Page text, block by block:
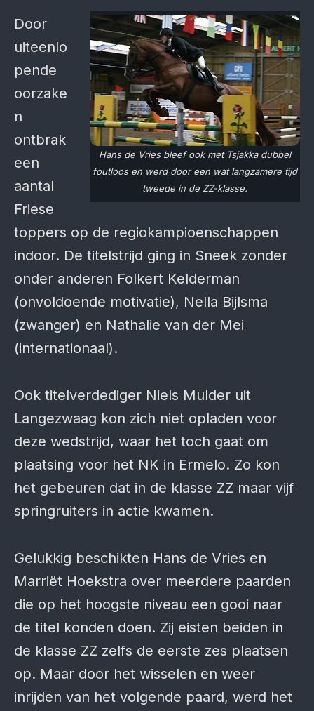
Hans de Vries bleef ook met Tsjakka dubbel
foutloos en werd door een wat langzamere tijd
tweede in de ZZ-klasse.
Door
uiteenlo
pende
oorzake
n
ontbrak
een
aantal
Friese
toppers op de regiokampioenschappen
indoor. De titelstrijd ging in Sneek zonder
onder anderen Folkert Kelderman
(onvoldoende motivatie), Nella Bijlsma
(zwanger) en Nathalie van der Mei
(internationaal).
Ook titelverdediger Niels Mulder uit
Langezwaag kon zich niet opladen voor
deze wedstrijd, waar het toch gaat om
plaatsing voor het NK in Ermelo. Zo kon
het gebeuren dat in de klasse ZZ maar vijf
springruiters in actie kwamen.
Gelukkig beschikten Hans de Vries en
Marriët Hoekstra over meerdere paarden
die op het hoogste niveau een gooi naar
de titel konden doen. Zij eisten beiden in
de klasse ZZ zelfs de eerste zes plaatsen
op. Maar door het wisselen en weer
inrijden van het volgende paard, werd het